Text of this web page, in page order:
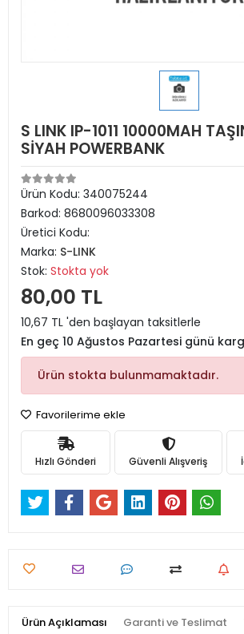
S LINK IP-1011 10000MAH
SİYAH POWERBANK
Ürün Kodu: 340075244
Barkod: 8680096033308
Üretici Kodu:
Marka: S-LINK
Stok: Stokta yok
80,00 TL
10,67 TL 'den başlayan taksitlerle
En geç 10 Ağustos Pazartesi günü
Ürün stokta bulunmamaktadır.
Favorilerime ekle
Hızlı Gönderi Güvenli Alışveriş
Ürün Açıklaması Garanti ve Teslimat